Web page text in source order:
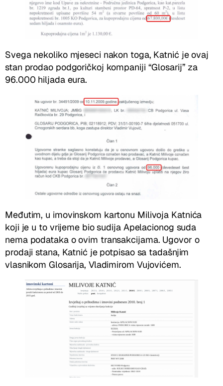
Svega nekoliko mjeseci nakon toga, Katnić je ovaj
stan prodao podgoričkoj kompaniji “Glosarij” za
96.000 hiljada eura.
Međutim, u imovinskom kartonu Milivoja Katnića
koji je u to vrijeme bio sudija Apelacionog suda
nema podataka o ovim transakcijama. Ugovor o
prodaji stana, Katnić je potpisao sa tadašnjim
vlasnikom Glosarija, Vladimirom Vujovićem.